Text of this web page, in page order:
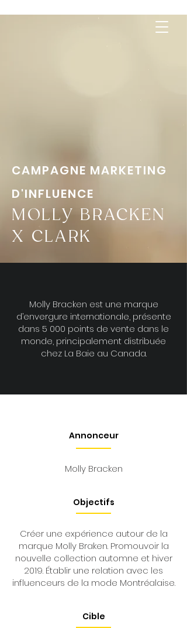
CAMPAGNE MARKETING
D'INFLUENCE
MOLLY BRACKEN
X CLARK
Molly Bracken est une marque
d’envergure internationale, présente
dans 5 000 points de vente dans le
monde, principalement distribuée
chez La Baie au Canada.
Annonceur
Molly Bracken
Objectifs
Créer une expérience autour de la
marque Molly Braken. Promouvoir la
nouvelle collection automne et hiver
2019. Établir une relation avec les
influenceurs de la mode Montréalaise.
Cible